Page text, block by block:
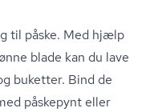
til påske. Med hjælp
blade kan du lave
buketter. Bind de
påskepynt eller